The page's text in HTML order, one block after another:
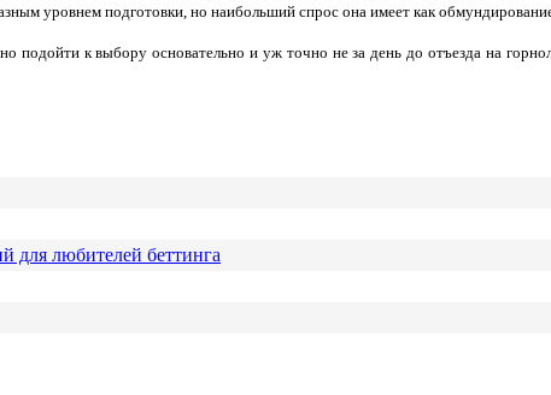
уровнем подготовки, но наибольший спрос она имеет как
подойти к выбору основательно и уж точно не за день до отъезда на
для любителей беттинга